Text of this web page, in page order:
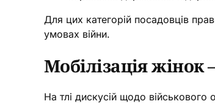
Для цих категорій посадовців
умовах війни.
Мобілізація
На тлі дискусій щодо військового